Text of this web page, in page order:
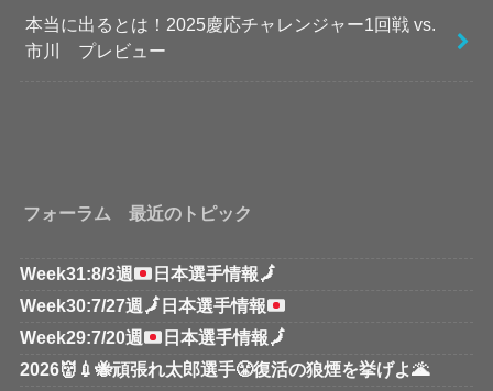
本当に出るとは！2025慶応チャレンジャー1回戦 vs.
市川 プレビュー
フォーラム 最近のトピック
Week31:8/3週 日本選手情報🗾
Week30:7/27週 🗾 日本選手情報
Week29:7/20週
日本選手情報🗾
2026👹💉🐝頑張れ太郎選手😤復活の狼煙を挙げよ🌋